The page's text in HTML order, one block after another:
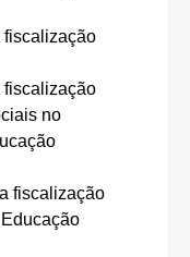
fiscalização
fiscalização
no
fiscalização